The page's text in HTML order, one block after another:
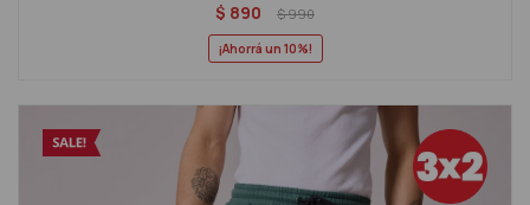
$ 890 $990
10